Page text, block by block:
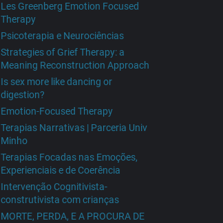
Les Greenberg Emotion Focused
Therapy
Psicoterapia e Neurociências
Strategies of Grief Therapy: a
Meaning Reconstruction Approach
Is sex more like dancing or
digestion?
Emotion-Focused Therapy
Terapias Narrativas | Parceria Univ
Minho
Terapias Focadas nas Emoções,
Experienciais e de Coerência
Intervenção Cognitivista-
construtivista com crianças
MORTE, PERDA, E A PROCURA DE